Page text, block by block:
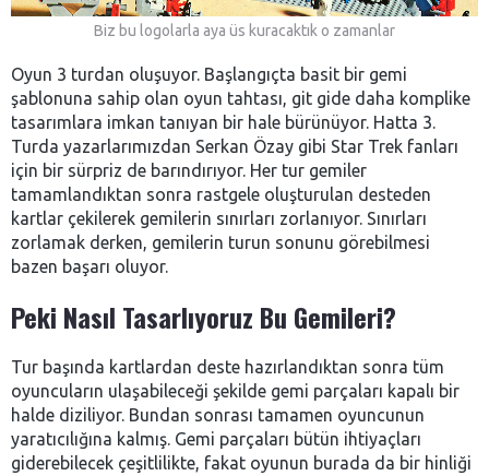
Biz bu logolarla aya üs kuracaktık o zamanlar
Oyun 3 turdan oluşuyor. Başlangıçta basit bir gemi
şablonuna sahip olan oyun tahtası, git gide daha komplike
tasarımlara imkan tanıyan bir hale bürünüyor. Hatta 3.
Turda yazarlarımızdan Serkan Özay gibi Star Trek fanları
için bir sürpriz de barındırıyor. Her tur gemiler
tamamlandıktan sonra rastgele oluşturulan desteden
kartlar çekilerek gemilerin sınırları zorlanıyor. Sınırları
zorlamak derken, gemilerin turun sonunu görebilmesi
bazen başarı oluyor.
Peki Nasıl Tasarlıyoruz Bu Gemileri?
Tur başında kartlardan deste hazırlandıktan sonra tüm
oyuncuların ulaşabileceği şekilde gemi parçaları kapalı bir
halde diziliyor. Bundan sonrası tamamen oyuncunun
yaratıcılığına kalmış. Gemi parçaları bütün ihtiyaçları
giderebilecek çeşitlilikte, fakat oyunun burada da bir hinliği